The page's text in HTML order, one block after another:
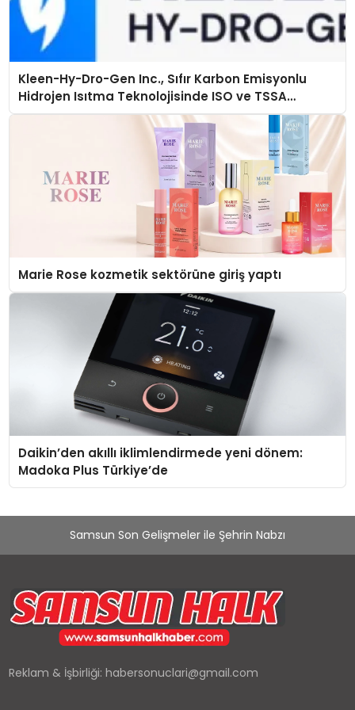
Kleen-Hy-Dro-Gen Inc., Sıfır Karbon Emisyonlu
Hidrojen Isıtma Teknolojisinde ISO ve TSSA
Düzenleyici Onaylarını Aldı
Marie Rose kozmetik sektörüne giriş yaptı
Daikin’den akıllı iklimlendirmede yeni dönem:
Madoka Plus Türkiye’de
Samsun Son Gelişmeler ile Şehrin Nabzı
Reklam & İşbirliği:habersonuclari@gmail.com